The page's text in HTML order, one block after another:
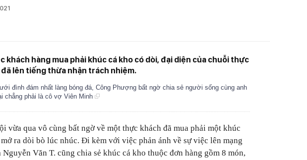
khách hàng mua phải khúc cá kho có dòi, đại diện của chuỗi thực
đã lên tiếng thừa nhận trách nhiệm.
đình đám nhất làng bóng đá, Công Phượng bất ngờ chia sẻ người sống cùng anh
chẳng phải là cô vợ Viên Minh
vừa qua vô cùng bất ngờ về một thực khách đã mua phải một khúc
ra dòi bò lúc nhúc. Đi kèm với việc phản ánh về sự việc lên mạng
Nguyễn Văn T. cũng chia sẻ khúc cá kho thuộc đơn hàng gồm 8 món,